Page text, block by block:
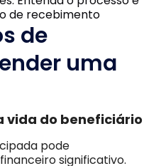
de
uma
vida do beneficiário
pode
significativo.